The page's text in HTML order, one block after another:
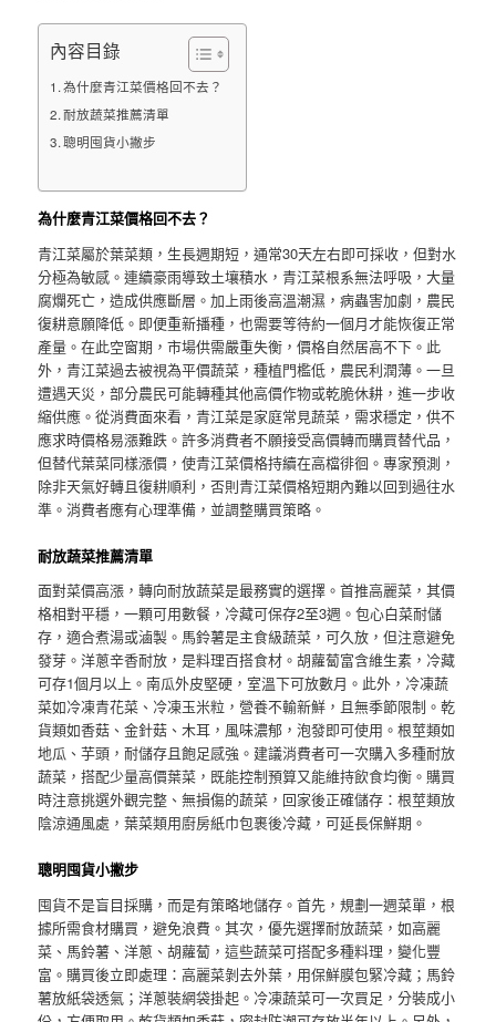
內容目錄
為什麼青江菜價格回不去？
耐放蔬菜推薦清單
聰明囤貨小撇步
為什麼青江菜價格回不去？
青江菜屬於葉菜類，生長週期短，通常30天左右即可採收，但對水
分極為敏感。連續豪雨導致土壤積水，青江菜根系無法呼吸，大量
腐爛死亡，造成供應斷層。加上雨後高溫潮濕，病蟲害加劇，農民
復耕意願降低。即便重新播種，也需要等待約一個月才能恢復正常
產量。在此空窗期，市場供需嚴重失衡，價格自然居高不下。此
外，青江菜過去被視為平價蔬菜，種植門檻低，農民利潤薄。一旦
遭遇天災，部分農民可能轉種其他高價作物或乾脆休耕，進一步收
縮供應。從消費面來看，青江菜是家庭常見蔬菜，需求穩定，供不
應求時價格易漲難跌。許多消費者不願接受高價轉而購買替代品，
但替代葉菜同樣漲價，使青江菜價格持續在高檔徘徊。專家預測，
除非天氣好轉且復耕順利，否則青江菜價格短期內難以回到過往水
準。消費者應有心理準備，並調整購買策略。
耐放蔬菜推薦清單
面對菜價高漲，轉向耐放蔬菜是最務實的選擇。首推高麗菜，其價
格相對平穩，一顆可用數餐，冷藏可保存2至3週。包心白菜耐儲
存，適合煮湯或滷製。馬鈴薯是主食級蔬菜，可久放，但注意避免
發芽。洋蔥辛香耐放，是料理百搭食材。胡蘿蔔富含維生素，冷藏
可存1個月以上。南瓜外皮堅硬，室溫下可放數月。此外，冷凍蔬
菜如冷凍青花菜、冷凍玉米粒，營養不輸新鮮，且無季節限制。乾
貨類如香菇、金針菇、木耳，風味濃郁，泡發即可使用。根莖類如
地瓜、芋頭，耐儲存且飽足感強。建議消費者可一次購入多種耐放
蔬菜，搭配少量高價葉菜，既能控制預算又能維持飲食均衡。購買
時注意挑選外觀完整、無損傷的蔬菜，回家後正確儲存：根莖類放
陰涼通風處，葉菜類用廚房紙巾包裹後冷藏，可延長保鮮期。
聰明囤貨小撇步
囤貨不是盲目採購，而是有策略地儲存。首先，規劃一週菜單，根
據所需食材購買，避免浪費。其次，優先選擇耐放蔬菜，如高麗
菜、馬鈴薯、洋蔥、胡蘿蔔，這些蔬菜可搭配多種料理，變化豐
富。購買後立即處理：高麗菜剝去外葉，用保鮮膜包緊冷藏；馬鈴
薯放紙袋透氣；洋蔥裝網袋掛起。冷凍蔬菜可一次買足，分裝成小